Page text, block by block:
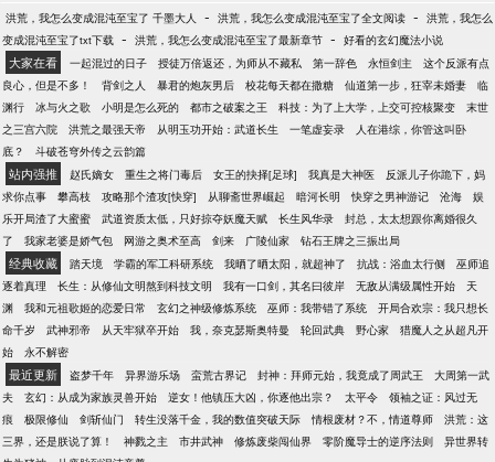
洪荒，我怎么变成混沌至宝了 千墨大人 - 洪荒，我怎么变成混沌至宝了全文阅读 - 洪荒，我怎么
变成混沌至宝了txt下载 - 洪荒，我怎么变成混沌至宝了最新章节 - 好看的玄幻魔法小说
大家在看 一起混过的日子 授徒万倍返还，为师从不藏私 第一辞色 永恒剑主
这个反派有点
良心，但是不多！
背剑之人 暴君的炮灰男后 校花每天都在撒糖 仙道第一步，狂宰未婚妻
临
渊行
冰与火之歌 小明是怎么死的 都市之破案之王 科技：为了上大学，上交可控核聚变
末世
之三宫六院
洪荒之最强天帝 从明玉功开始：武道长生 一笔虚妄录
人在港综，你管这叫卧
底？
斗破苍穹外传之云韵篇
站内强推 赵氏嫡女 重生之将门毒后 女王的抉择[足球] 我真是大神医
反派儿子你跪下，妈
求你点事
攀高枝 攻略那个渣攻[快穿] 从聊斋世界崛起 暗河长明 快穿之男神游记 沧海
娱
乐开局渣了大蜜蜜
武道资质太低，只好掠夺妖魔天赋 长生风华录
封总，太太想跟你离婚很久
了
我家老婆是娇气包 网游之奥术至高 剑来 广陵仙家 钻石王牌之三振出局
经典收藏 踏天境 学霸的军工科研系统 我晒了晒太阳，就超神了 抗战：浴血太行侧
巫师追
逐着真理
长生：从修仙文明熬到科技文明 我有一口剑，其名曰彼岸 无敌从满级属性开始
天
渊
我和元祖歌姬的恋爱日常 玄幻之神级修炼系统 巫师：我带错了系统
开局合欢宗：我只想长
命千岁
武神邪帝 从天牢狱卒开始 我，奈克瑟斯奥特曼 轮回武典 野心家
猎魔人之从超凡开
始
永不解密
最近更新 盗梦千年 异界游乐场 蛮荒古界记 封神：拜师元始，我竟成了周武王
大周第一武
夫
玄幻：从成为家族灵兽开始 逆女！他镇压大凶，你逐他出宗？ 太平令
领袖之证：风过无
痕
极限修仙 剑斩仙门 转生没落千金，我的数值突破天际 情根废材？不，情道尊师
洪荒：这
三界，还是朕说了算！
神戮之主 市井武神 修炼废柴闯仙界 零阶魔导士的逆序法则
异世界转